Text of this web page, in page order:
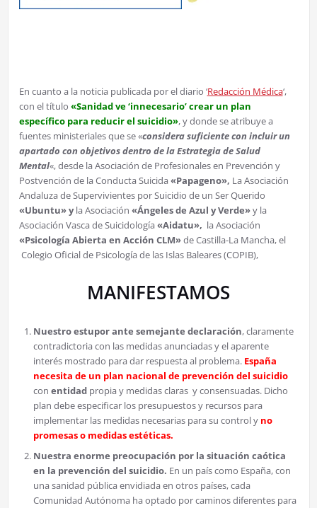
En cuanto a la noticia publicada por el diario ‘Redacción Médica‘,
con el título «Sanidad ve ‘innecesario’ crear un plan
específico para reducir el suicidio», y donde se atribuye a
fuentes ministeriales que se «considera suficiente con incluir un
apartado con objetivos dentro de la Estrategia de Salud
Mental«, desde la Asociación de Profesionales en Prevención y
Postvención de la Conducta Suicida«Papageno», La Asociación
Andaluza de Supervivientes por Suicidio de un Ser Querido
«Ubuntu» yla Asociación «Ángeles de Azul y Verde»y la
Asociación Vasca de Suicidología«Aidatu», la Asociación
«Psicología Abierta en Acción CLM»de Castilla-La Mancha, el
Colegio Oficial de Psicología de las Islas Baleares (COPIB),
MANIFESTAMOS
Nuestro estupor ante semejante declaración, claramente
contradictoria con las medidas anunciadas y el aparente
interés mostrado para dar respuesta al problema. España
necesita de un plan nacional de prevención del suicidio
con entidadpropia y medidas claras y consensuadas. Dicho
plan debe especificar los presupuestos y recursos para
implementar las medidas necesarias para su control y no
promesas o medidas estéticas.
Nuestra enorme preocupación por la situación caótica
en la prevención del suicidio. En un país como España, con
una sanidad pública envidiada en otros países, cada
Comunidad Autónoma ha optado por caminos diferentes para